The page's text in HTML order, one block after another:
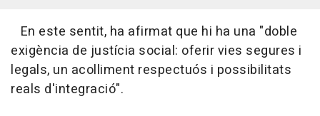
En este sentit, ha afirmat que hi ha una "doble
exigència de justícia social: oferir vies segures i
legals, un acolliment respectuós i possibilitats
reals d'integració".